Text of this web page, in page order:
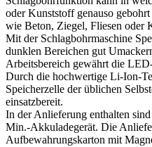
oder Kunststoff genauso
wie Beton, Ziegel, Fliesen oder
Mit der Schlagbohrmaschine
dunklen Bereichen gut
Arbeitsbereich gewährt die
Durch die hochwertige Li-Ion-
Speicherzelle der üblichen
einsatzbereit.
In der Anlieferung enthalten
Min.-Akkuladegerät. Die
Aufbewahrungskarton mit